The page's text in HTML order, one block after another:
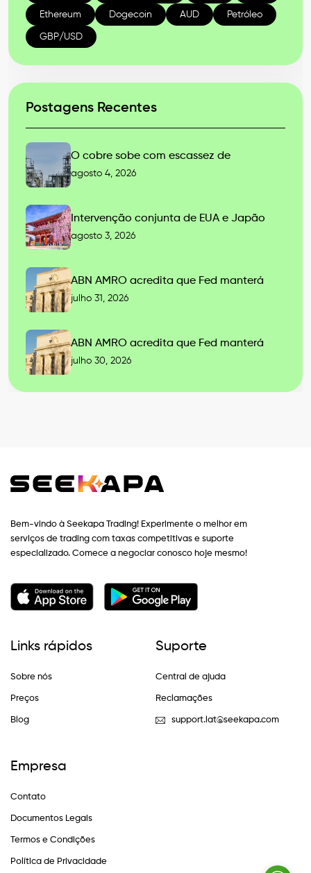
Ethereum Dogecoin AUD Petróleo
GBP/USD
Postagens Recentes
O cobre sobe com escassez de
agosto 4, 2026
Intervenção conjunta de EUA e Japão
agosto 3, 2026
ABN AMRO acredita que Fed manterá
julho 31, 2026
ABN AMRO acredita que Fed manterá
julho 30, 2026
Bem-vindo à Seekapa Trading! Experimente o melhor em
serviços de trading com taxas competitivas e suporte
especializado. Comece a negociar conosco hoje mesmo!
Links rápidos
Sobre nós
Preços
Blog
Suporte
Central de ajuda
Reclamações
support.lat@seekapa.com
Empresa
Contato
Documentos Legais
Termos e Condições
Política de Privacidade